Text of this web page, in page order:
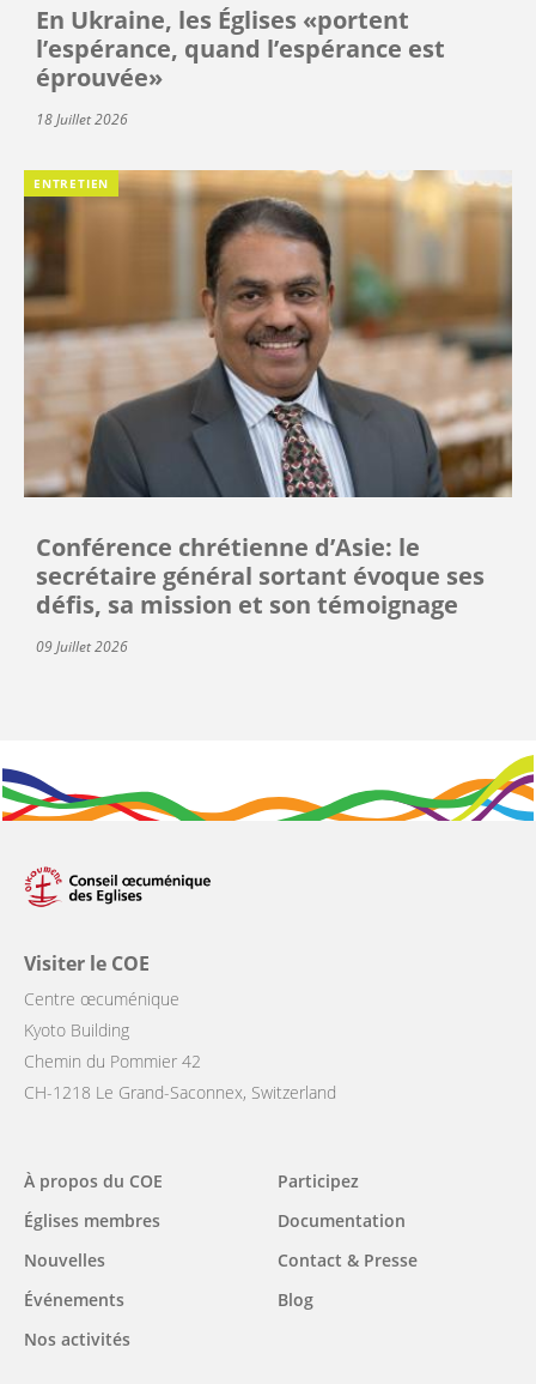
En Ukraine, les Églises «portent
l’espérance, quand l’espérance est
éprouvée»
18 Juillet 2026
ENTRETIEN
Conférence chrétienne d’Asie: le
secrétaire général sortant évoque ses
défis, sa mission et son témoignage
09 Juillet 2026
Visiter le COE
Centre œcuménique
Kyoto Building
Chemin du Pommier 42
CH-1218 Le Grand-Saconnex, Switzerland
Main
navigation
À propos du COE
Églises membres
Nouvelles
Événements
Nos activités
Participez
Documentation
Contact & Presse
Blog